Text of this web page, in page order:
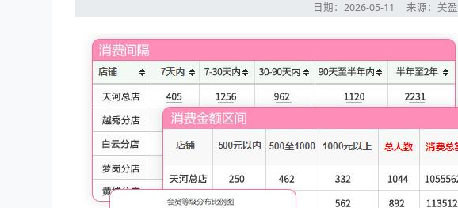
日期：2026-05-11来源：美